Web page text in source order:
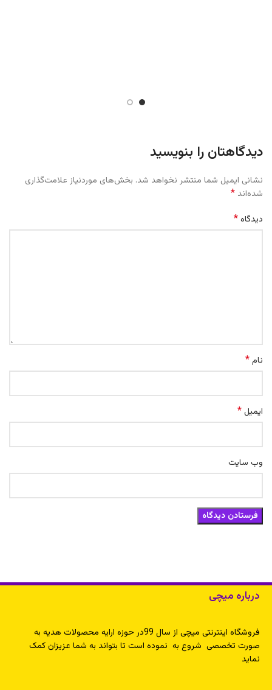
دیدگاهتان را بنویسید
نشانی ایمیل شما منتشر نخواهد شد. بخش‌های موردنیاز علامت‌گذاری
شده‌اند *
دیدگاه*
نام*
ایمیل*
وب‌ سایت
درباره میچی
فروشگاه اینترنتی میچی از سال 99در حوزه ارایه محصولات هدیه به
صورت تخصصی شروع به نموده است تا بتواند به شما عزیزان کمک
نماید